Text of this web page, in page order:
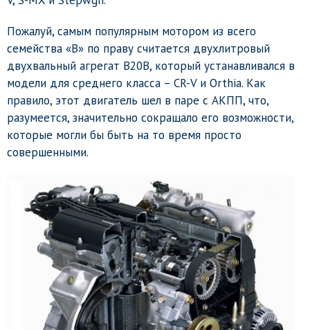
Пожалуй, самым популярным мотором из всего
семейства «B» по праву считается двухлитровый
двухвальный агрегат B20B, который устанавливался в
модели для среднего класса – CR-V и Orthia. Как
правило, этот двигатель шел в паре с АКПП, что,
разумеется, значительно сокращало его возможности,
которые могли бы быть на то время просто
совершенными.